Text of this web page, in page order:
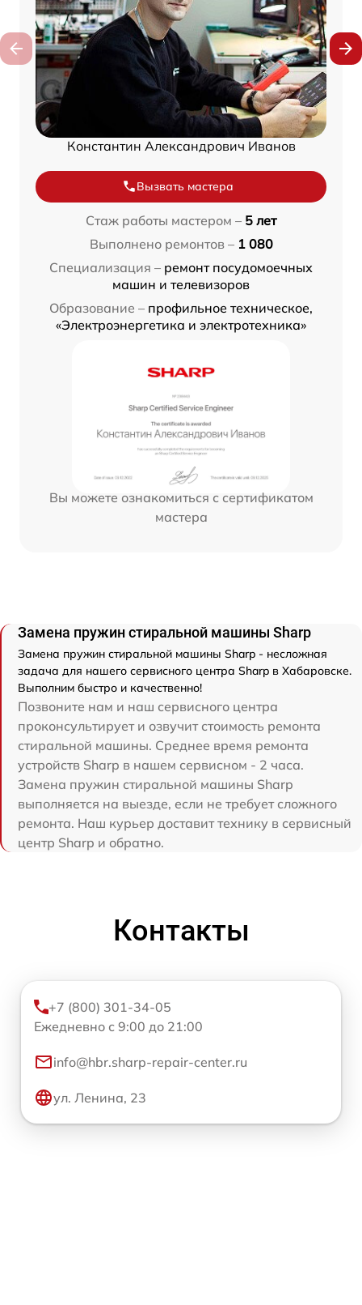
Константин Александрович Иванов
Вызвать мастера
Стаж работы мастером – 5 лет
Выполнено ремонтов – 1 080
Специализация – ремонт посудомоечных
машин и телевизоров
Образование – профильное техническое,
«Электроэнергетика и электротехника»
Вы можете ознакомиться с сертификатом
мастера
Замена пружин стиральной машины Sharp
Замена пружин стиральной машины Sharp - несложная
задача для нашего сервисного центра Sharp в Хабаровске.
Выполним быстро и качественно!
Позвоните нам и наш сервисного центра
проконсультирует и озвучит стоимость ремонта
стиральной машины. Среднее время ремонта
устройств Sharp в нашем сервисном - 2 часа.
Замена пружин стиральной машины Sharp
выполняется на выезде, если не требует сложного
ремонта. Наш курьер доставит технику в сервисный
центр Sharp и обратно.
Контакты
+7 (800) 301-34-05
Ежедневно с 9:00 до 21:00
info@hbr.sharp-repair-center.ru
ул. Ленина, 23